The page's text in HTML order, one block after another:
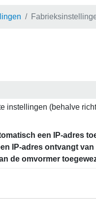
instellingen (behalve
een IP-adres
IP-adres ontvangt
de omvormer